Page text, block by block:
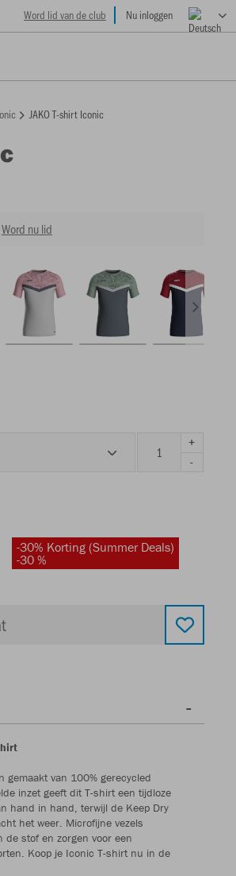
Word lid van de club Nu inloggen
JAKO T-shirt Iconic
Word nu lid
+
-
-30% Korting (Summer Deals)
-30 %
van 100% gerecycled
inzet geeft dit T-shirt een tijdloze
hand in hand, terwijl de Keep Dry
het weer. Microfijne vezels
de stof en zorgen voor een
Koop je Iconic T-shirt nu in de